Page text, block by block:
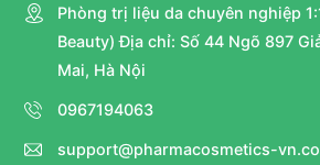
Phòng trị liệu da chuyên nghiệp
Beauty) Địa chỉ: Số 44 Ngõ 897
Mai, Hà Nội
0967194063
support@pharmacosmetics-